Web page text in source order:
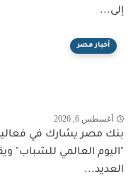
إلى...
أخبار مصر
أغسطس 6, 2026
بنك مصر يشارك في
"اليوم العالمي للشباب"
العديد...